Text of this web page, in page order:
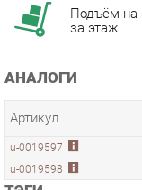
АНАЛОГИ
Артикул
u-0019597
u-0019598
ТЭГИ
КАБИНЕТ BORN